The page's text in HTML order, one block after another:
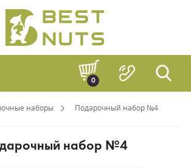
0
наборы Подарочный набор №4
набор №4